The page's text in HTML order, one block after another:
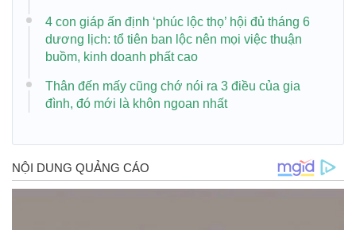
4 con giáp ấn định ‘phúc lộc thọ’ hội đủ tháng 6
dương lịch: tổ tiên ban lộc nên mọi việc thuận
buồm, kinh doanh phất cao
Thân đến mấy cũng chớ nói ra 3 điều của gia
đình, đó mới là khôn ngoan nhất